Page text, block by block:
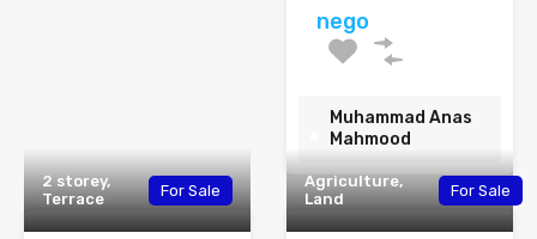
nego
Muhammad Anas
Mahmood
2 storey,
Terrace
For Sale
Agriculture,
Land
For Sale